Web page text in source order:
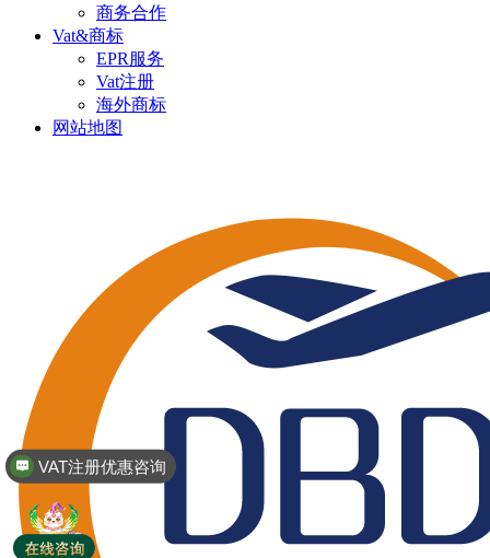
商务合作
Vat&商标
EPR服务
Vat注册
海外商标
网站地图
VAT注册优惠咨询